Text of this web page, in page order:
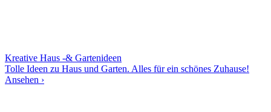
Kreative Haus -& Gartenideen
Tolle Ideen zu Haus und Garten. Alles für ein schönes Zuhause!
Ansehen ›